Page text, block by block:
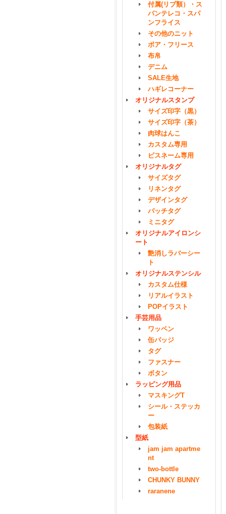
付属(リブ類）・ス
パンテレコ・スパ
ンフライス
その他のニット
ボア・フリース
布帛
デニム
SALE生地
ハギレコーナー
オリジナルスタンプ
サイズ印字（黒）
サイズ印字（茶）
肉球はんこ
カスタム専用
ピスネーム専用
オリジナルタグ
サイズタグ
リネンタグ
デザインタグ
パッチタグ
ミニタグ
オリジナルアイロンシ
ート
艶消しラバーシー
ト
オリジナルステンシル
カスタム仕様
リアルイラスト
POPイラスト
手芸用品
ワッペン
缶バッジ
タグ
ファスナー
ボタン
ラッピング用品
マスキングT
シール・ステッカ
ー
包装紙
型紙
jam jam apartme
nt
two-bottle
CHUNKY BUNNY
raranene